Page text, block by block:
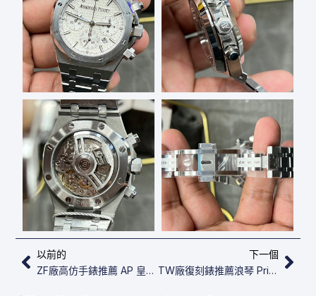
上一頁
以前的
ZF廠高仿手錶推薦 AP 皇家橡樹 15400ST.OO.1220ST.02
下一個
TW廠復刻錶推薦浪琴 PrimaLuna L8.122.4.90.6
下